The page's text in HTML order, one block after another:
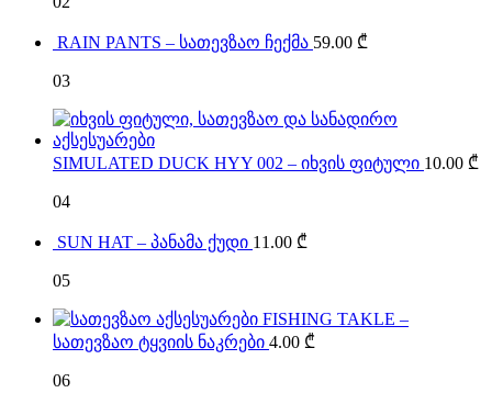
RAIN PANTS – სათევზაო ჩექმა 59.00 ₾
03
SIMULATED DUCK HYY 002 – იხვის ფიტული 10.00 ₾
04
SUN HAT – პანამა ქუდი 11.00 ₾
05
FISHING TAKLE –
სათევზაო ტყვიის ნაკრები 4.00 ₾
06